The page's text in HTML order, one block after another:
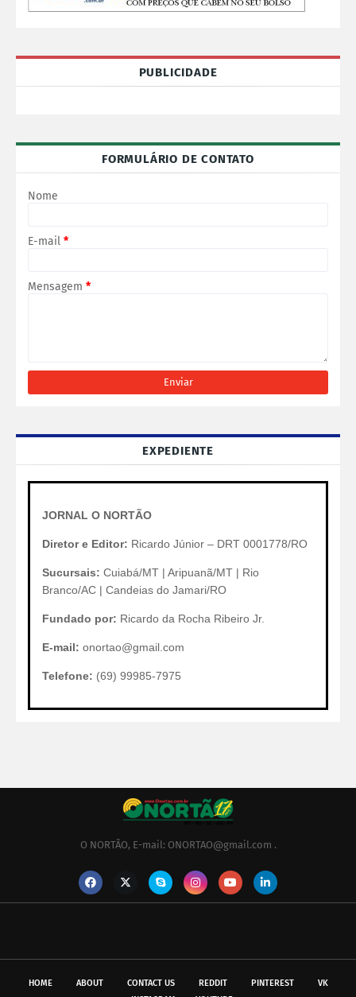
PUBLICIDADE
FORMULÁRIO DE CONTATO
Nome
E-mail *
Mensagem *
EXPEDIENTE
JORNAL O NORTÃO
Diretor e Editor: Ricardo Júnior – DRT 0001778/RO
Sucursais: Cuiabá/MT | Aripuanã/MT | Rio
Branco/AC | Candeias do Jamari/RO
Fundado por: Ricardo da Rocha Ribeiro Jr.
E-mail: onortao@gmail.com
Telefone: (69) 99985-7975
O NORTÃO, E-mail: ONORTAO@gmail.com .
HOME ABOUT CONTACT US REDDIT PINTEREST
VK